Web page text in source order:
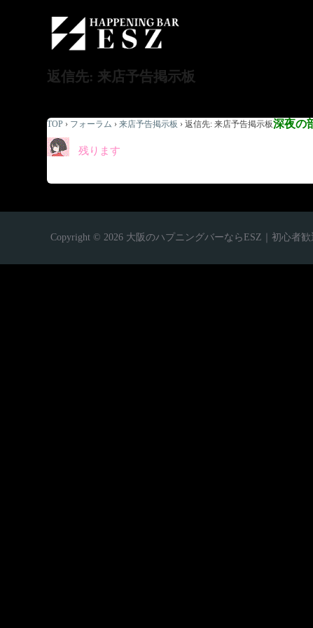
返信先: 来店予告掲示板
TOP › フォーラム › 来店予告掲示板 › 返信先: 来店予告掲示板深夜の
残ります
Copyright © 2026 大阪のハプニングバーならESZ｜初心者歓